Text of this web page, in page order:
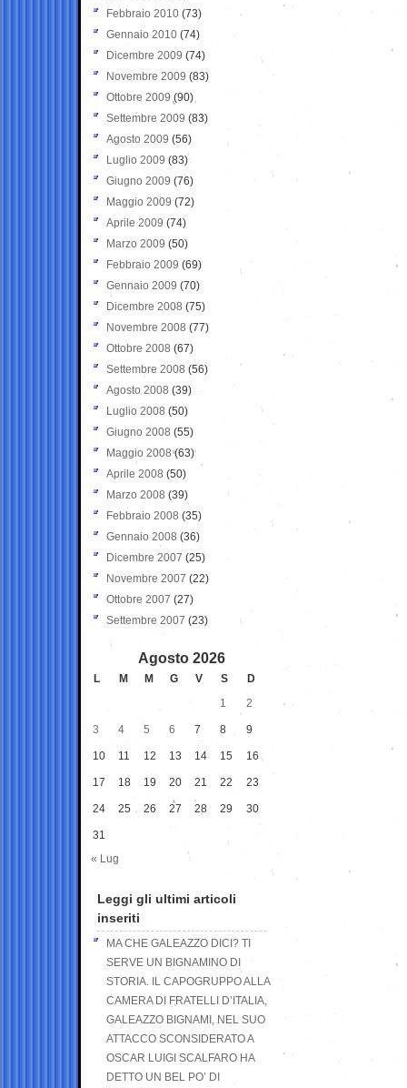
Febbraio 2010 (73)
Gennaio 2010 (74)
Dicembre 2009 (74)
Novembre 2009 (83)
Ottobre 2009 (90)
Settembre 2009 (83)
Agosto 2009 (56)
Luglio 2009 (83)
Giugno 2009 (76)
Maggio 2009 (72)
Aprile 2009 (74)
Marzo 2009 (50)
Febbraio 2009 (69)
Gennaio 2009 (70)
Dicembre 2008 (75)
Novembre 2008 (77)
Ottobre 2008 (67)
Settembre 2008 (56)
Agosto 2008 (39)
Luglio 2008 (50)
Giugno 2008 (55)
Maggio 2008(63)
Aprile 2008 (50)
Marzo 2008 (39)
Febbraio 2008 (35)
Gennaio 2008 (36)
Dicembre 2007 (25)
Novembre 2007 (22)
Ottobre 2007 (27)
Settembre 2007 (23)
Agosto 2026
L M M G V S
D
1
2
3 4 5 6 7 8 9
10 11 12 13 14 15 16
17 18 19 20 21 22 23
24 25 26 27 28 29 30
31
« Lug
Leggi gli ultimi articoli
inseriti
MA CHE GALEAZZO DICI? TI
SERVE UN BIGNAMINO DI
STORIA. IL CAPOGRUPPO ALLA
CAMERA DI FRATELLI D’ITALIA,
GALEAZZO BIGNAMI, NEL SUO
ATTACCO SCONSIDERATO A
OSCAR LUIGI SCALFARO HA
DETTO UN BEL PO’ DI